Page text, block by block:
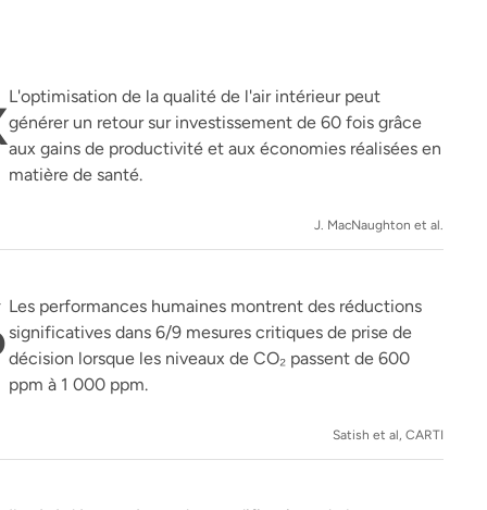
L'optimisation de la qualité de l'air intérieur peut
générer un retour sur investissement de 60 fois grâce
aux gains de productivité et aux économies réalisées en
matière de santé.
J. MacNaughton et al.
Les performances humaines montrent des réductions
significatives dans 6/9 mesures critiques de prise de
décision lorsque les niveaux de CO₂ passent de 600
ppm à 1 000 ppm.
Satish et al, CARTI